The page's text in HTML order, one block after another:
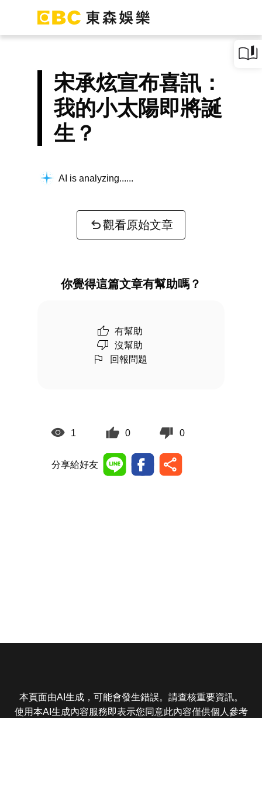
宋承炫宣布喜訊：
我的小太陽即將誕
生？
AI is analyzing...
觀看原始文章
你覺得這篇文章有幫助嗎？
有幫助
沒幫助
回報問題
1 0 0
分享給好友
本頁面由AI生成，可能會發生錯誤。請查核重要資訊。
使用本AI生成內容服務即表示您同意此內容僅供個人參考